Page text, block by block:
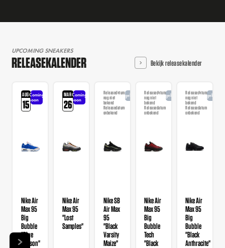
UPCOMING SNEAKERS
RELEASEKALENDER Bekijk releasekalender
AUG
15
Coming
soon
Nike Air
Max 95
Big
Bubble
"Blue
Lawson"
MAR
26
Coming
soon
Nike Air
Max 95
"Lost
Samples"
Releasedatum
nog niet
bekend
Releasedatum
onbekend
Aangekondigd
Nike SB
Air Max
95
"Black
Varsity
Maize"
Releasedatum
nog niet
bekend
Releasedatum
onbekend
Aangekondigd
Nike Air
Max 95
Big
Bubble
Tech
"Black
Releasedatum
nog niet
bekend
Releasedatum
onbekend
Nike Air
Max 95
Big
Bubble
"Black
Anthracite"